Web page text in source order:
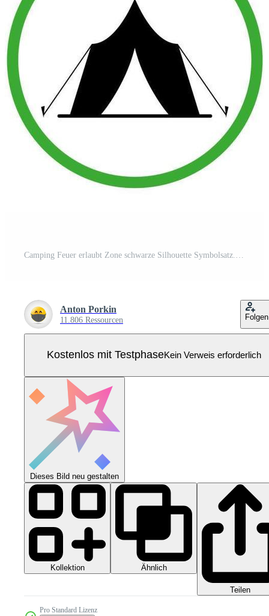
Anton Porkin
11.806 Ressourcen Folgen
Kostenlos mit TestphaseKein Verweis erforderlich
Dieses Bild neu gestalten
Kollektion Ähnlich
Teilen
Pro Standard Lizenz